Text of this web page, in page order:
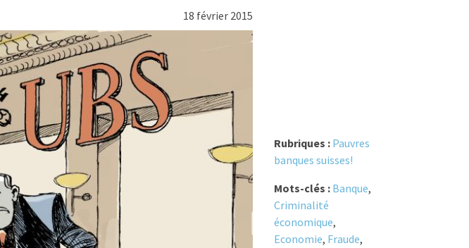
18 février 2015
Rubriques : Pauvres
banques suisses!
Mots-clés : Banque,
Criminalité
économique,
Economie, Fraude,